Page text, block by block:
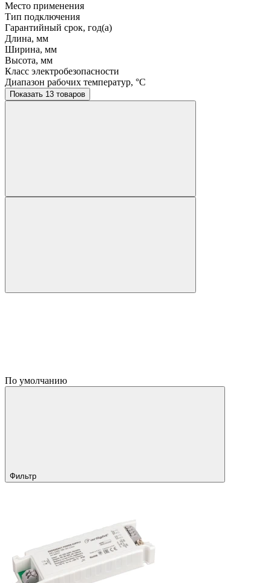
Место применения
Тип подключения
Гарантийный срок, год(а)
Длина, мм
Ширина, мм
Высота, мм
Класс электробезопасности
Диапазон рабочих температур, °C
Показать 13 товаров
По умолчанию
Фильтр